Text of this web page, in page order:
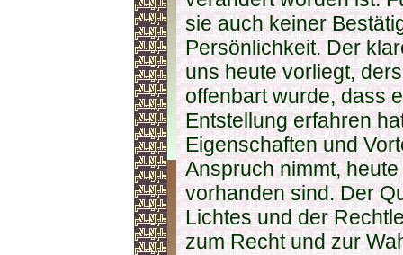
sie auch keiner
Persönlichkeit. Der
uns heute vorliegt,
offenbart wurde, dass
Entstellung erfahren
Eigenschaften und
Anspruch nimmt,
vorhanden sind. Der
Lichtes und der
zum Recht und zur